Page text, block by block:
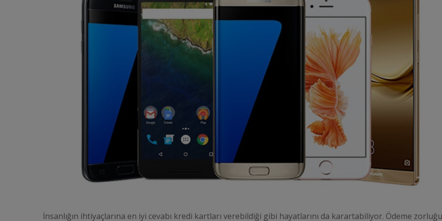
İnsanlığın ihtiyaçlarına en iyi cevabı kredi kartları verebildiği gibi hayatlarını da karartabiliyor. Ödeme zorluğu